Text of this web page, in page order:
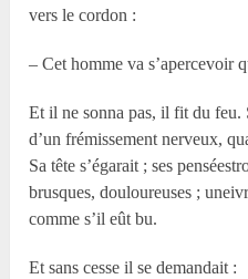
vers le cordon :
– Cet homme va s’apercevoir
Et il ne sonna pas, il fit du feu.
d’un frémissement nerveux,
Sa tête s’égarait ; ses
brusques, douloureuses ;
comme s’il eût bu.
Et sans cesse il se demandait :